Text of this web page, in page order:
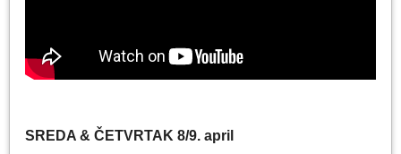
SREDA & ČETVRTAK 8/9. april